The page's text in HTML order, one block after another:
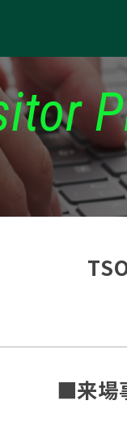
■来場